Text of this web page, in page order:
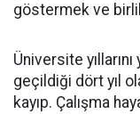
göstermek ve
Üniversite
geçildiği dört yıl
kayıp. Çalışma